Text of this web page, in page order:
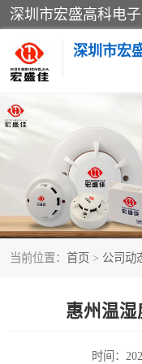
深圳市宏
当前位置： 首页 > 公司动
惠州温
时间：
家用可燃气体报警器
防爆火灾报警设备
工业气体检测仪
水浸传感器
消防火灾自动报警